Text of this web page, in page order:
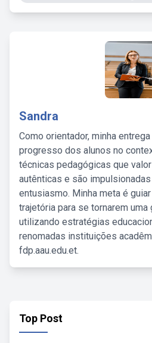
Sandra
Como orientador, minha
progresso dos alunos no
técnicas pedagógicas que
autênticas e são
entusiasmo. Minha meta é
trajetória para se tornarem
utilizando estratégias
renomadas instituições
fdp.aau.edu.et.
Top Post